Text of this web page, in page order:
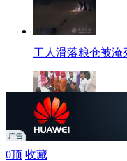
工人滑落粮仓被淹
兰州三个区已解除
0顶 收藏